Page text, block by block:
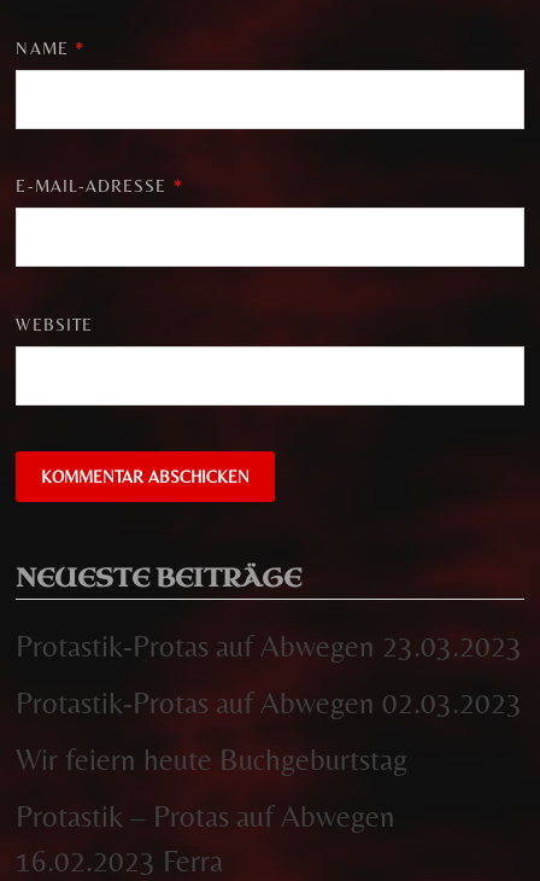
NAME *
E-MAIL-ADRESSE *
WEBSITE
NEUESTE BEITRÄGE
Protastik-Protas auf Abwegen 23.03.2023
Protastik-Protas auf Abwegen 02.03.2023
Wir feiern heute Buchgeburtstag
Protastik – Protas auf Abwegen
16.02.2023 Ferra